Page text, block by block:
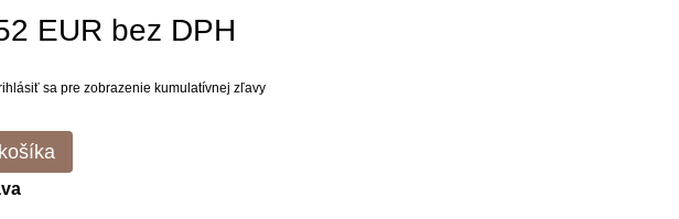
EUR bez DPH
sa pre zobrazenie kumulatívnej zľavy